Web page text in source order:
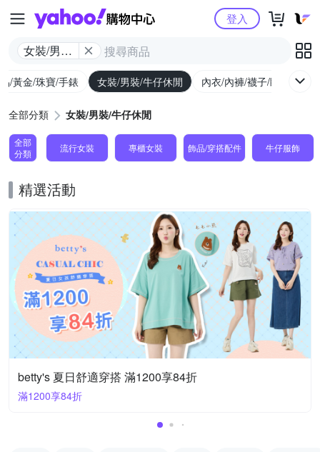
Yahoo購物中心
女裝/男裝/
登入
/黃金/珠寶/手錶 女裝/男裝/牛仔休閒 內衣/內褲/襪子/睡衣
全部分類 女裝/男裝/牛仔休閒
全部
分類
流行女裝 專櫃女裝 飾品​/​穿搭​配件 牛仔服飾
精選活動
betty's 夏日舒適穿搭 滿1200享84折
滿1200享84折